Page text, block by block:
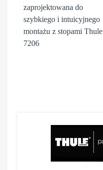
zaprojektowana do
szybkiego i intuicyjnego
montażu z stopami Thule
7206